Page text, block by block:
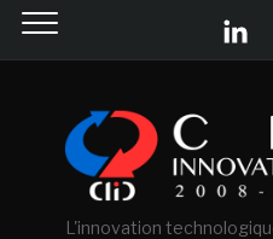
L'innovation